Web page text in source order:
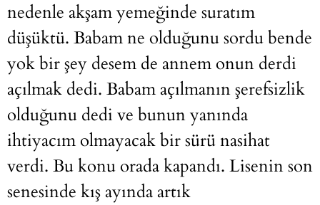
nedenle akşam yemeğinde suratım
düşüktü. Babam ne olduğunu sordu bende
yok bir şey desem de annem onun derdi
açılmak dedi. Babam açılmanın şerefsizlik
olduğunu dedi ve bunun yanında
ihtiyacım olmayacak bir sürü nasihat
verdi. Bu konu orada kapandı. Lisenin son
senesinde kış ayında artık